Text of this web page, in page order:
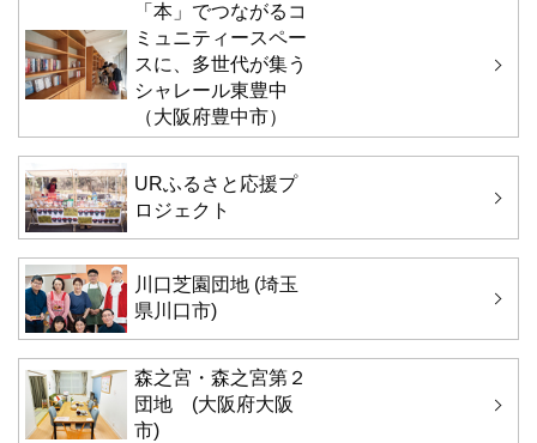
「本」でつながるコ
ミュニティースペー
スに、多世代が集う
シャレール東豊中
（大阪府豊中市）
URふるさと応援プ
ロジェクト
川口芝園団地 (埼玉
県川口市)
森之宮・森之宮第２
団地 (大阪府大阪
市)